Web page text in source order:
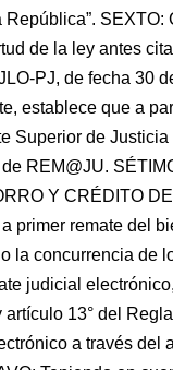
de la ley antes
PJ, de fecha 30
establece que a
Superior de
REM@JU.
Y CRÉDITO
primer remate del
la concurrencia de
judicial
artículo 13° del
a través del